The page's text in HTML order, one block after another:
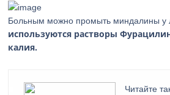
Больным можно промыть миндалины
используются растворы
калия.
Читайте